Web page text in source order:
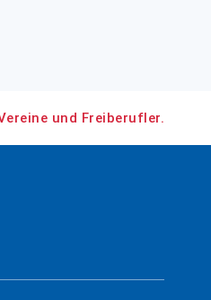
und Freiberufler.